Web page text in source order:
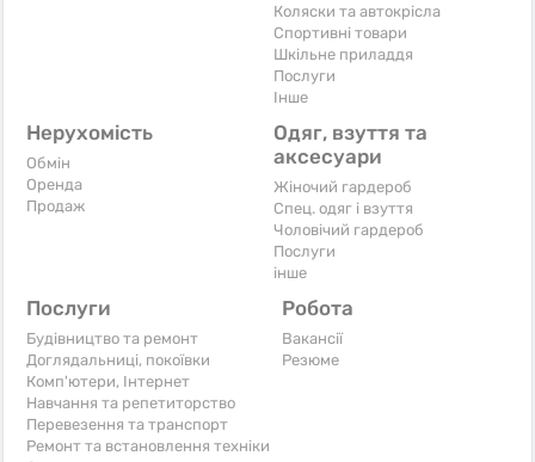
Коляски та автокрісла
Спортивні товари
Шкільне приладдя
Послуги
Iнше
Нерухомість
Обмін
Оренда
Продаж
Одяг, взуття та
аксесуари
Жіночий гардероб
Спец. одяг і взуття
Чоловічий гардероб
Послуги
інше
Послуги
Будівництво та ремонт
Доглядальниці, покоївки
Комп'ютери, Інтернет
Навчання та репетиторство
Перевезення та транспорт
Ремонт та встановлення техніки
Робота
Вакансії
Резюме